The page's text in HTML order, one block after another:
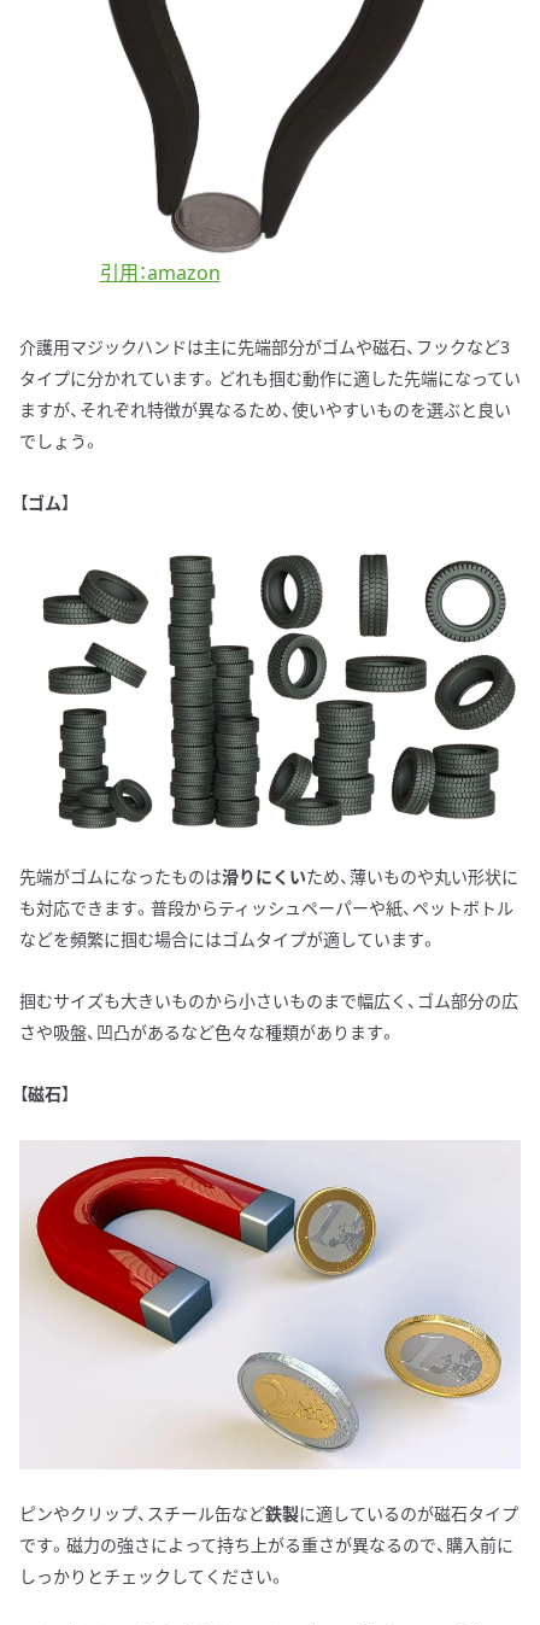
引用：amazon
介護用マジックハンドは主に先端部分がゴムや磁石、フックなど3
タイプに分かれています。どれも掴む動作に適した先端になってい
ますが、それぞれ特徴が異なるため、使いやすいものを選ぶと良い
でしょう。
【ゴム】
先端がゴムになったものは滑りにくいため、薄いものや丸い形状に
も対応できます。普段からティッシュペーパーや紙、ペットボトル
などを頻繁に掴む場合にはゴムタイプが適しています。
掴むサイズも大きいものから小さいものまで幅広く、ゴム部分の広
さや吸盤、凹凸があるなど色々な種類があります。
【磁石】
ピンやクリップ、スチール缶など鉄製に適しているのが磁石タイプ
です。磁力の強さによって持ち上がる重さが異なるので、購入前に
しっかりとチェックしてください。